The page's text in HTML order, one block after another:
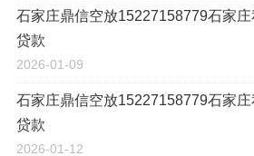
石家庄鼎信空放15227158779石家
贷款
2026-01-09
石家庄鼎信空放15227158779石家
贷款
2026-01-12